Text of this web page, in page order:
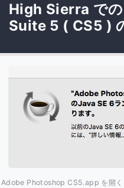
High Sierra で
Suite 5 ( CS5 )
Adobe Photoshop CS5.app を開く